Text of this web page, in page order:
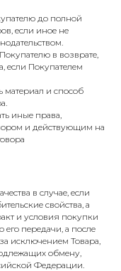
до полной
если иное не
в возврате,
если Покупателем
и способ
иные права,
и действующим на
в случае, если
свойства, а
и условия покупки
передачи, а после
исключением Товара,
обмену,
Федерации.